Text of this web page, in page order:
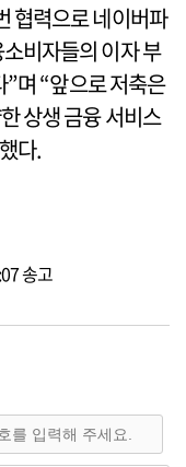
협력으로 네이버파
비자들의 이자 부
며 “앞으로 저축은
상생 금융 서비스
다.
송고